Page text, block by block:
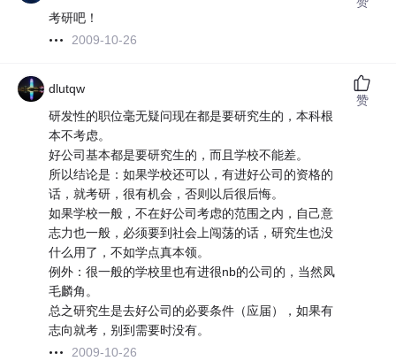
考研吧！
2009-10-26
dlutqw
研发性的职位毫无疑问现在都是要研究生的，本科根
本不考虑。
好公司基本都是要研究生的，而且学校不能差。
所以结论是：如果学校还可以，有进好公司的资格的
话，就考研，很有机会，否则以后很后悔。
如果学校一般，不在好公司考虑的范围之内，自己意
志力也一般，必须要到社会上闯荡的话，研究生也没
什么用了，不如学点真本领。
例外：很一般的学校里也有进很nb的公司的，当然凤
毛麟角。
总之研究生是去好公司的必要条件（应届），如果有
志向就考，别到需要时没有。
2009-10-26
赞